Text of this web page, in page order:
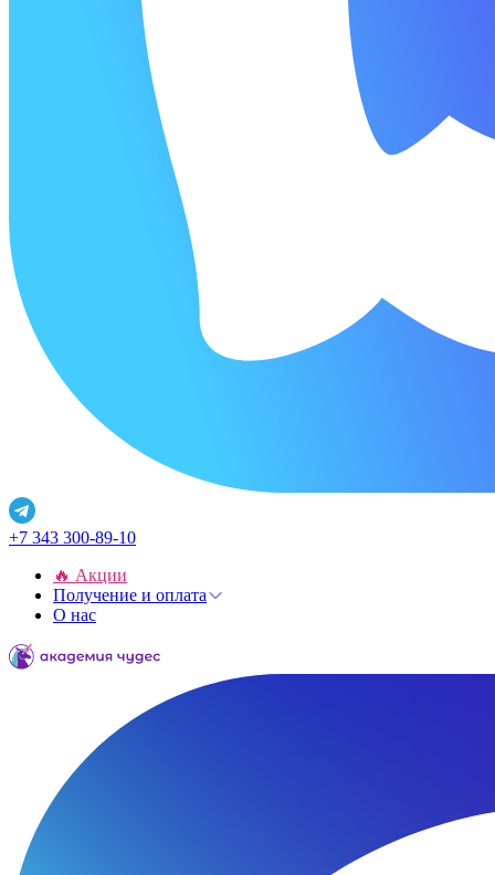
+7 343 300-89-10
🔥 Акции
Получение и оплата
О нас